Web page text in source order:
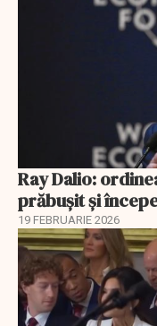
Ray Dalio:
prăbușit și
19 FEBRUARIE 2026